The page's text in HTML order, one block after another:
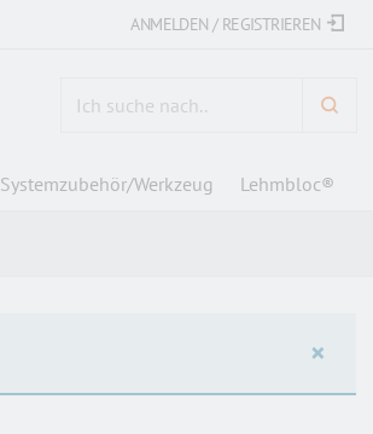
ANMELDEN / REGISTRIEREN
Systemzubehör/Werkzeug Lehmbloc®
×